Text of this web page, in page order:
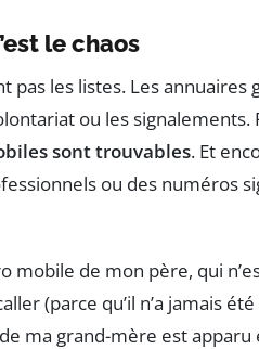
le chaos
pas les listes. Les annuaires
ou les signalements.
sont trouvables. Et
ou des numéros
mobile de mon père, qui
(parce qu’il n’a jamais été
ma grand-mère est apparu